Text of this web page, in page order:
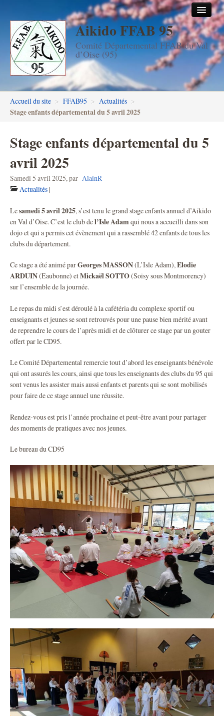
Aikido FFAB 95
Comité Départemental FFAB du Val
d’Oise (95)
Accueil
Les dojos
Stages
Les enseignants
FFAB95
Photos
Accueil du site > FFAB95 > Actualités >
Stage enfants départemental du 5 avril 2025
Stage enfants départemental du 5
avril 2025
Samedi 5 avril 2025,par AlainR
Actualités |
Lesamedi 5 avril 2025, s’est tenu le grand stage enfants annuel d’Aikido
en Val d’Oise. C’est le club del’Isle Adamqui nous a accueilli dans son
dojo et qui a permis cet évènement qui a rassemblé 42 enfants de tous les
clubs du département.
Ce stage a été animé parGeorges MASSON(L’Isle Adam),Elodie
ARDUIN(Eaubonne) etMickaël SOTTO(Soisy sous Montmorency)
sur l’ensemble de la journée.
Le repas du midi s’est déroulé à la cafétéria du complexe sportif ou
enseignants et jeunes se sont retrouvés pour une pause bien mérité avant
de reprendre le cours de l’après midi et de clôturer ce stage par un gouter
offert par le CD95.
Le Comité Départemental remercie tout d’abord les enseignants bénévole
qui ont assurés les cours, ainsi que tous les enseignants des clubs du 95 qui
sont venus les assister mais aussi enfants et parents qui se sont mobilisés
pour faire de ce stage annuel une réussite.
Rendez-vous est pris l’année prochaine et peut-être avant pour partager
des moments de pratiques avec nos jeunes.
Le bureau du CD95